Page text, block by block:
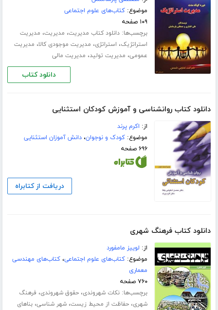
موضوع:کتاب‌های علوم اجتماعی
۱۰۹ صفحه
برچسب‌ها:دانلود کتاب مدیریت، مدیریت، مدیریت
استراتژیک، استراتژی، مدیریت موجودی کالا، مدیریت
عمومی، مدیریت تولید، مدیریت مالی
دانلود کتاب
دانلود کتاب روانشناسی و آموزش کودکان استثنایی
از: اکرم پرند
موضوع:کودک و نوجوان،دانش آموزان استثنایی
۶۹۶ صفحه
دریافت از کتابراه
دانلود کتاب فرهنگ شهری
از: لوییز مامفورد
موضوع:کتاب‌های علوم اجتماعی،کتاب‌های مهندسی
معماری
۷۶۰ صفحه
برچسب‌ها:نکات شهروندی،حقوق شهروندی، فرهنگ
شهری،حفاظت از محیط زیست،شهر شناسی،بناهای